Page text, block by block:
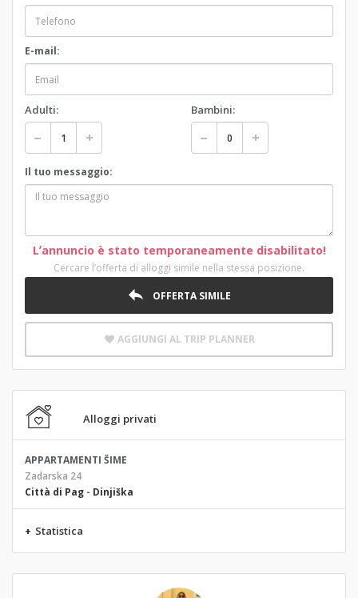
E-mail:
Adulti: Bambini:
Il tuo messaggio:
Lʼannuncio è stato temporaneamente disabilitato!
Cercare lʼofferta di alloggi simile nella stessa posizione.
OFFERTA SIMILE
AGGIUNGI AL TRIP PLANNER
Alloggi privati
APPARTAMENTI ŠIME
Zadarska 24
Città di Pag - Dinjiška
+ Statistica